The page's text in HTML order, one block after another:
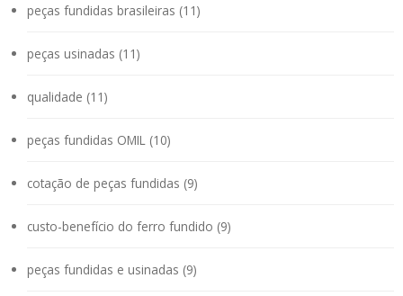
peças fundidas brasileiras (11)
peças usinadas (11)
qualidade (11)
peças fundidas OMIL (10)
cotação de peças fundidas (9)
custo-benefício do ferro fundido (9)
peças fundidas e usinadas (9)